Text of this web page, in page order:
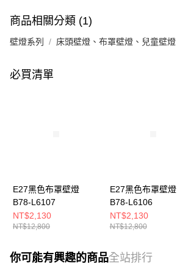
商品相關分類 (1)
壁燈系列 床頭壁燈、布罩壁燈、兒童壁燈
必買清單
E27黑色布罩壁燈
B78-L6107
NT$2,130
NT$12,800
E27黑色布罩壁燈
B78-L6106
NT$2,130
NT$12,800
你可能有興趣的商品全站排行